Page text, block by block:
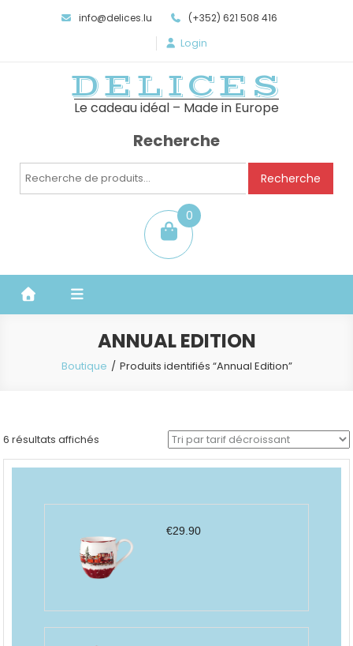
info@delices.lu (+352) 621 508 416
Login
DELICES
Le cadeau idéal – Made in Europe
Recherche
Recherche
Recherche
0
item
ANNUAL EDITION
Boutique Produits identifiés “Annual Edition”
6 résultats affichés
par
€29.90